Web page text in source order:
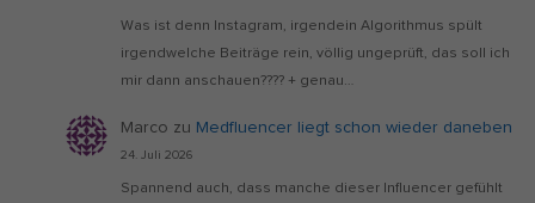
Was ist denn Instagram, irgendein Algorithmus spült
irgendwelche Beiträge rein, völlig ungeprüft, das soll ich
mir dann anschauen???? + genau…
Marco zu Medfluencer liegt schon wieder daneben
24. Juli 2026
Spannend auch, dass manche dieser Influencer gefühlt